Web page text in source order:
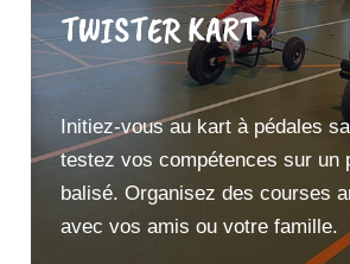
TWISTER KART
Initiez-vous au kart à pédales
testez vos compétences sur un
balisé. Organisez des courses
avec vos amis ou votre famille.